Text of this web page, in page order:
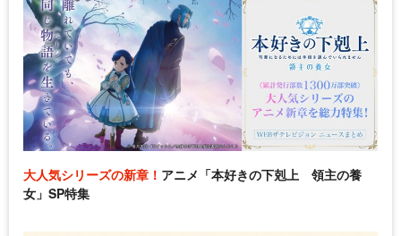
大人気シリーズの新章！ アニメ「本好きの下剋上 領主の養
女」SP特集